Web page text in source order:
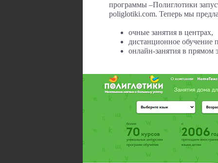
программы –Полиглотики
poliglotiki.com. Теперь мы
очные занятия в центрах,
дистанционное обучение
онлайн-занятия в прямом